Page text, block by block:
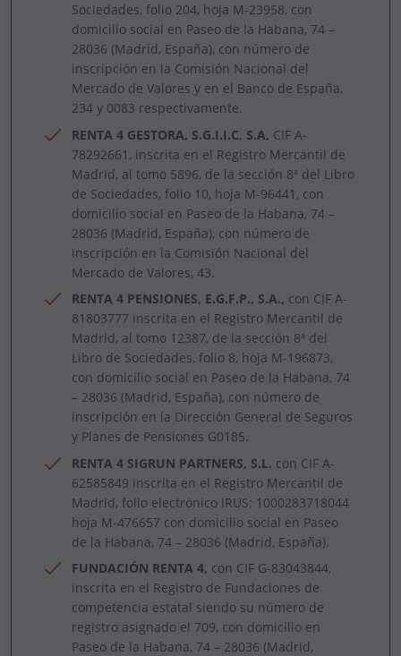
Sociedades, folio 204, hoja M-23958, con
domicilio social en Paseo de la Habana, 74 –
28036 (Madrid, España), con número de
inscripción en la Comisión Nacional del
Mercado de Valores y en el Banco de España,
234 y 0083 respectivamente.
RENTA 4 GESTORA, S.G.I.I.C, S.A, CIF A-
78292661, inscrita en el Registro Mercantil de
Madrid, al tomo 5896, de la sección 8ª del Libro
de Sociedades, folio 10, hoja M-96441, con
domicilio social en Paseo de la Habana, 74 –
28036 (Madrid, España), con número de
inscripción en la Comisión Nacional del
Mercado de Valores, 43.
RENTA 4 PENSIONES, E.G.F.P., S.A., con CIF A-
81803777 inscrita en el Registro Mercantil de
Madrid, al tomo 12387, de la sección 8ª del
Libro de Sociedades, folio 8, hoja M-196873,
con domicilio social en Paseo de la Habana, 74
– 28036 (Madrid, España), con número de
inscripción en la Dirección General de Seguros
y Planes de Pensiones G0185.
RENTA 4 SIGRUN PARTNERS, S.L. con CIF A-
62585849 inscrita en el Registro Mercantil de
Madrid, folio electrónico IRUS: 1000283718044
hoja M-476657 con domicilio social en Paseo
de la Habana, 74 – 28036 (Madrid, España).
FUNDACIÓN RENTA 4, con CIF G-83043844,
inscrita en el Registro de Fundaciones de
competencia estatal siendo su número de
registro asignado el 709, con domicilio en
Paseo de la Habana, 74 – 28036 (Madrid,